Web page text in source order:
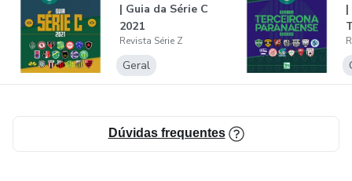
| Guia da Série C
2021
Revista Série Z
Geral
|
Dúvidas frequentes